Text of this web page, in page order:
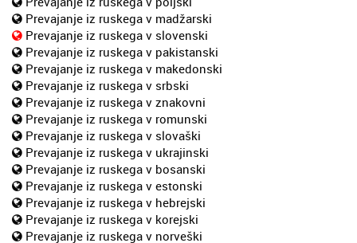
Prevajanje iz ruskega v madžarski
Prevajanje iz ruskega v slovenski
Prevajanje iz ruskega v pakistanski
Prevajanje iz ruskega v makedonski
Prevajanje iz ruskega v srbski
Prevajanje iz ruskega v znakovni
Prevajanje iz ruskega v romunski
Prevajanje iz ruskega v slovaški
Prevajanje iz ruskega v ukrajinski
Prevajanje iz ruskega v bosanski
Prevajanje iz ruskega v estonski
Prevajanje iz ruskega v hebrejski
Prevajanje iz ruskega v korejski
Prevajanje iz ruskega v norveški